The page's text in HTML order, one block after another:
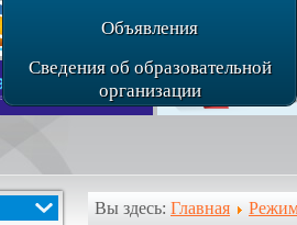
Объявления
Сведения об образовательной
организации
Вы здесь: Главная